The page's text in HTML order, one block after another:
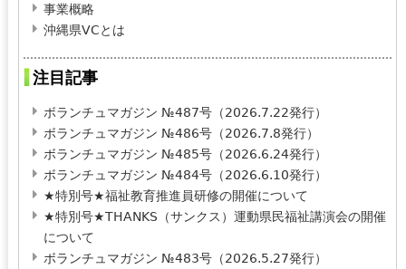
事業概略
沖縄県VCとは
注目記事
ボランチュマガジン №487号（2026.7.22発行）
ボランチュマガジン №486号（2026.7.8発行）
ボランチュマガジン №485号（2026.6.24発行）
ボランチュマガジン №484号（2026.6.10発行）
★特別号★福祉教育推進員研修の開催について
★特別号★THANKS（サンクス）運動県民福祉講演会の開催
について
ボランチュマガジン №483号（2026.5.27発行）